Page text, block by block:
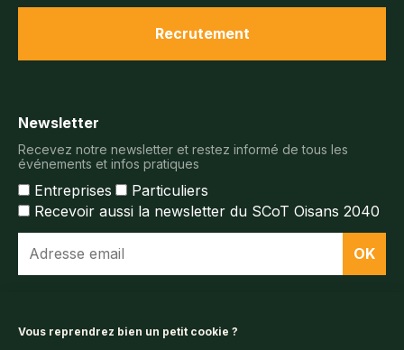
Vous reprendrez bien un petit cookie ?
Recrutement
Newsletter
Recevez notre newsletter et restez informé de tous les
événements et infos pratiques
Entreprises
Particuliers
Recevoir aussi la newsletter du SCoT Oisans 2040